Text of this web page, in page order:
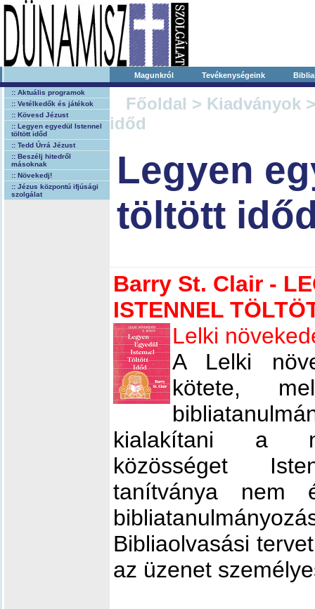
Magunkról Tevékenységeink
:: Aktuális programok
:: Vetélkedők és játékok
:: Kövesd Jézust
:: Legyen egyedül Istennel
töltött időd
:: Tedd Úrrá Jézust
:: Beszélj hitedről
másoknak
:: Növekedj!
:: Jézus központú ifjúsági
szolgálat
Főoldal > Kiadványok
időd
Legyen
töltött
Barry St. Clair -
ISTENNEL
Lelki
A Lelki
kötete,
kialakítani a
közösséget
tanítványa nem
Bibliaolvasási
az üzenet